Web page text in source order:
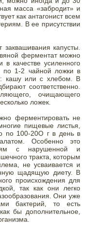
масса «забродит» и
как антагонист всем
В ее присутствии
капусты.
ферментат можно
в качестве усиленного
по 1-2 чайной ложки в
кашу или с хлебом. В
соответственно.
очищающего
ложек.
ферментировать не
пищевые листья,
no 100-20O г в день в
Особенно это
с нарушенной и
тракта, которым
не усваивается и
щадящую диету. В
происхождения для
так как они легко
Они уже
бактерий, то есть
бы дополнительное,